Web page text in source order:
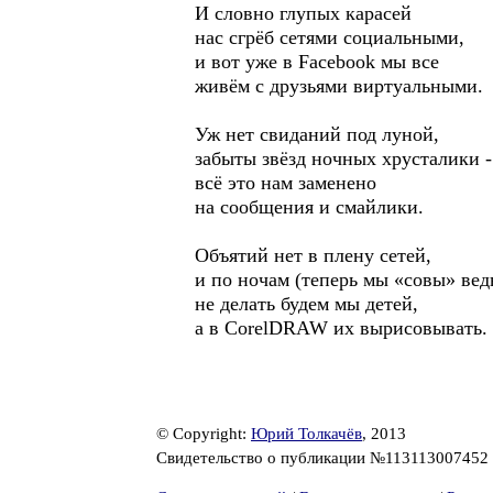
И словно глупых карасей
нас сгрёб сетями социальными,
и вот уже в Facebook мы все
живём с друзьями виртуальными.
Уж нет свиданий под луной,
забыты звёзд ночных хрусталики -
всё это нам заменено
на сообщения и смайлики.
Объятий нет в плену сетей,
и по ночам (теперь мы «совы»
не делать будем мы детей,
а в CorelDRAW их вырисовывать.
© Copyright: Юрий Толкачёв, 2013
Свидетельство о публикации №113113007452